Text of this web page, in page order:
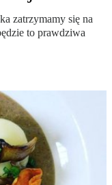
zatrzymamy się na
to prawdziwa